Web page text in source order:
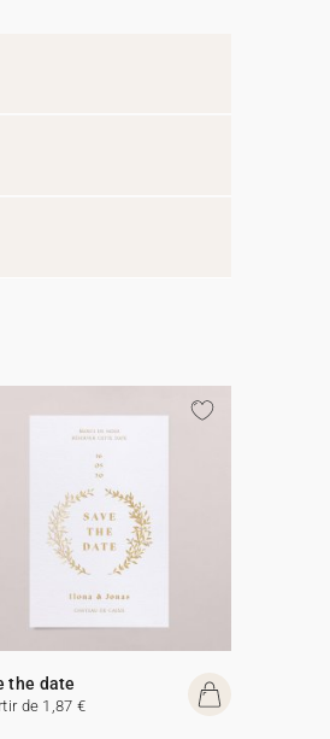
the date
de 1,87 €